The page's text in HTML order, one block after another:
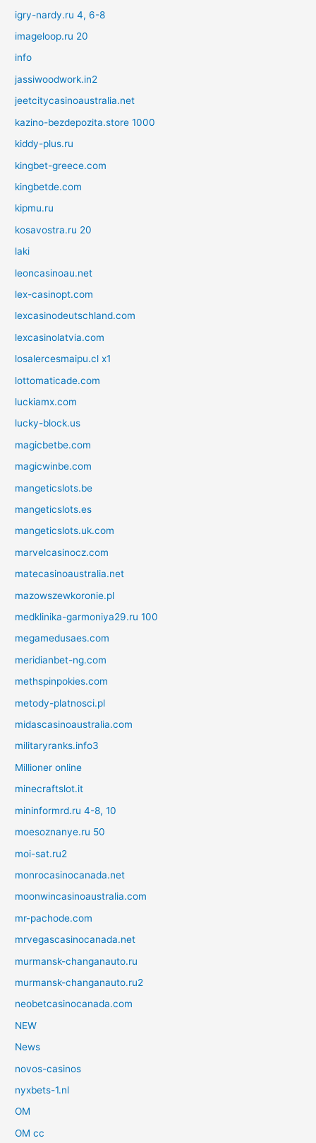
igry-nardy.ru 4, 6-8
imageloop.ru 20
info
jassiwoodwork.in2
jeetcitycasinoaustralia.net
kazino-bezdepozita.store 1000
kiddy-plus.ru
kingbet-greece.com
kingbetde.com
kipmu.ru
kosavostra.ru 20
laki
leoncasinoau.net
lex-casinopt.com
lexcasinodeutschland.com
lexcasinolatvia.com
losalercesmaipu.cl x1
lottomaticade.com
luckiamx.com
lucky-block.us
magicbetbe.com
magicwinbe.com
mangeticslots.be
mangeticslots.es
mangeticslots.uk.com
marvelcasinocz.com
matecasinoaustralia.net
mazowszewkoronie.pl
medklinika-garmoniya29.ru 100
megamedusaes.com
meridianbet-ng.com
methspinpokies.com
metody-platnosci.pl
midascasinoaustralia.com
militaryranks.info3
Millioner online
minecraftslot.it
mininformrd.ru 4-8, 10
moesoznanye.ru 50
moi-sat.ru2
monrocasinocanada.net
moonwincasinoaustralia.com
mr-pachode.com
mrvegascasinocanada.net
murmansk-changanauto.ru
murmansk-changanauto.ru2
neobetcasinocanada.com
NEW
News
novos-casinos
nyxbets-1.nl
OM
OM cc